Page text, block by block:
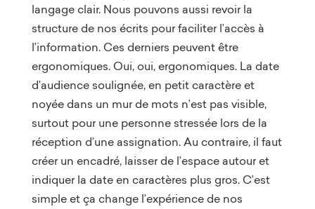
langage clair. Nous pouvons aussi revoir la
structure de nos écrits pour faciliter l’accès à
l’information. Ces derniers peuvent être
ergonomiques. Oui, oui, ergonomiques. La date
d’audience soulignée, en petit caractère et
noyée dans un mur de mots n’est pas visible,
surtout pour une personne stressée lors de la
réception d’une assignation. Au contraire, il faut
créer un encadré, laisser de l’espace autour et
indiquer la date en caractères plus gros. C’est
simple et ça change l’expérience de nos